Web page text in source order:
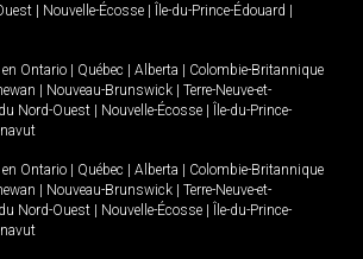
| Nouvelle-Écosse | Île-du-Prince-Édouard |
Ontario | Québec | Alberta | Colombie-Britannique
| Nouveau-Brunswick | Terre-Neuve-et-
Nord-Ouest | Nouvelle-Écosse | Île-du-Prince-
Ontario | Québec | Alberta | Colombie-Britannique
| Nouveau-Brunswick | Terre-Neuve-et-
Nord-Ouest | Nouvelle-Écosse | Île-du-Prince-